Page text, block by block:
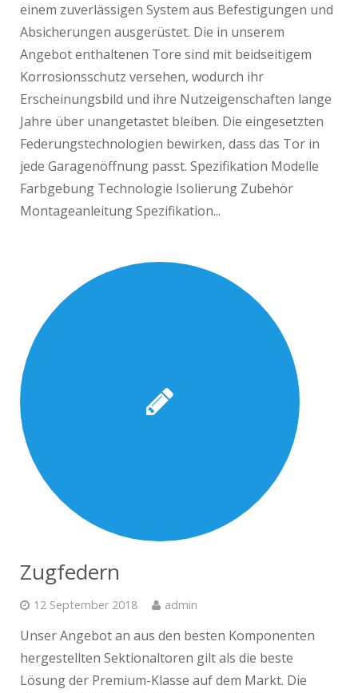
einem zuverlässigen System aus Befestigungen und
Absicherungen ausgerüstet. Die in unserem
Angebot enthaltenen Tore sind mit beidseitigem
Korrosionsschutz versehen, wodurch ihr
Erscheinungsbild und ihre Nutzeigenschaften lange
Jahre über unangetastet bleiben. Die eingesetzten
Federungstechnologien bewirken, dass das Tor in
jede Garagenöffnung passt. Spezifikation Modelle
Farbgebung Technologie Isolierung Zubehör
Montageanleitung Spezifikation...
Zugfedern
12 September 2018 admin
Unser Angebot an aus den besten Komponenten
hergestellten Sektionaltoren gilt als die beste
Lösung der Premium-Klasse auf dem Markt. Die